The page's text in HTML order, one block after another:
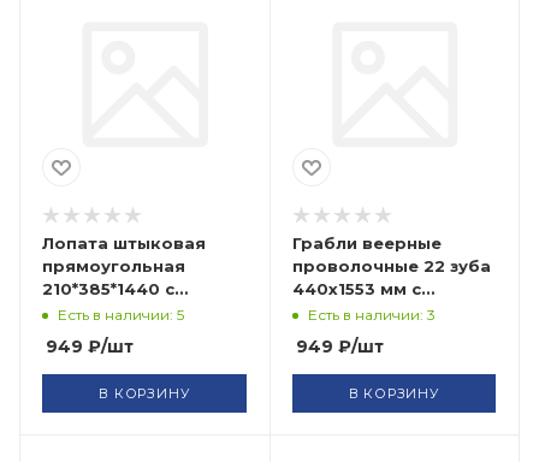
Лопата штыковая
прямоугольная
210*385*1440 с
черенком FIT
Есть в наличии: 5
949 ₽/шт
В КОРЗИНУ
Грабли веерные
проволочные 22 зуба
440х1553 мм с
желтым
металлизированным
черенком FIT
Есть в наличии: 3
949 ₽/шт
В КОРЗИНУ